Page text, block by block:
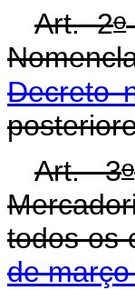
Art. 2o
Decreto
Art. 3o
todos os
de